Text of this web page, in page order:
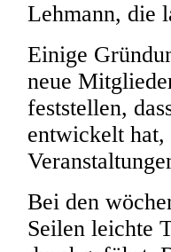
Lehmann, die
Einige
neue
feststellen,
entwickelt hat,
Bei den
Seilen leichte